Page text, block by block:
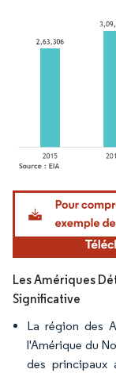
Image © Mordor
Les Amériques
Significative
La région des
l'Amérique du
des principaux